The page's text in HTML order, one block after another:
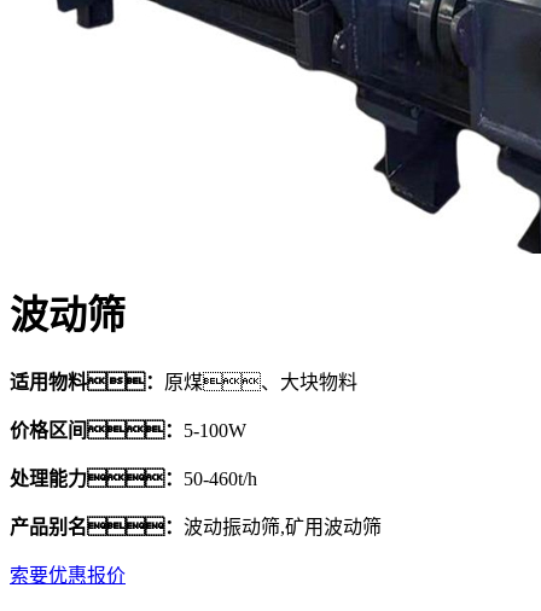
波动筛
适用物料： 原煤、大块物料
价格区间： 5-100W
处理能力： 50-460t/h
产品别名： 波动振动筛,矿用波动筛
索要优惠报价